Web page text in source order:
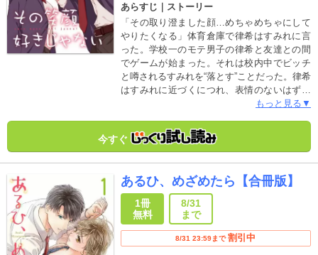
あらすじ｜ストーリー
「その取り澄ました顔…めちゃめちゃにして
やりたくなる」体育倉庫で律希はすみれに言
った。学校一のモテ男子の律希と友達との間
でゲームが始まった。それは校内中でビッチ
と噂されるすみれを“落とす”ことだった。律希
はすみれに近づくにつれ、表情のないはずの
すみれの素顔を知ることになる。心に傷を持
しおまけマンガ付き（「その笑顔好きじゃな
い」1話～4話収録されています）
もっと見る▼
今すぐ
あるひ、めざめたら【合冊版】
1冊
無料
8/31
まで
8/31 23:59まで 割引中